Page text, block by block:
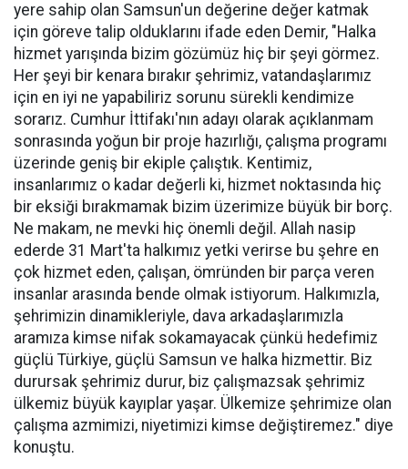
yere sahip olan Samsun'un değerine değer katmak
için göreve talip olduklarını ifade eden Demir, "Halka
hizmet yarışında bizim gözümüz hiç bir şeyi görmez.
Her şeyi bir kenara bırakır şehrimiz, vatandaşlarımız
için en iyi ne yapabiliriz sorunu sürekli kendimize
sorarız. Cumhur İttifakı'nın adayı olarak açıklanmam
sonrasında yoğun bir proje hazırlığı, çalışma programı
üzerinde geniş bir ekiple çalıştık. Kentimiz,
insanlarımız o kadar değerli ki, hizmet noktasında hiç
bir eksiği bırakmamak bizim üzerimize büyük bir borç.
Ne makam, ne mevki hiç önemli değil. Allah nasip
ederde 31 Mart'ta halkımız yetki verirse bu şehre en
çok hizmet eden, çalışan, ömründen bir parça veren
insanlar arasında bende olmak istiyorum. Halkımızla,
şehrimizin dinamikleriyle, dava arkadaşlarımızla
aramıza kimse nifak sokamayacak çünkü hedefimiz
güçlü Türkiye, güçlü Samsun ve halka hizmettir. Biz
durursak şehrimiz durur, biz çalışmazsak şehrimiz
ülkemiz büyük kayıplar yaşar. Ülkemize şehrimize olan
çalışma azmimizi, niyetimizi kimse değiştiremez." diye
konuştu.